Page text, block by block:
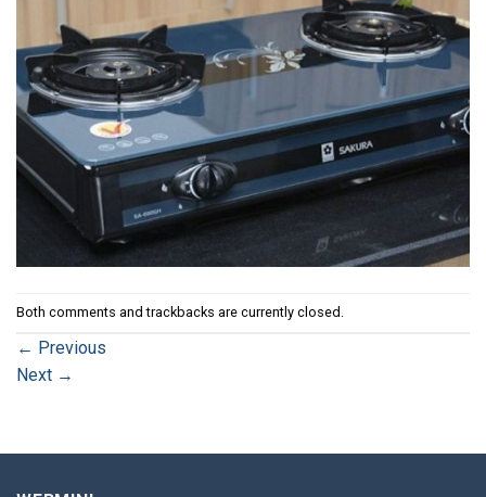
Both comments and trackbacks are currently closed.
← Previous
Next →